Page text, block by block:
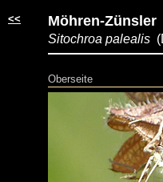
<< Möhren-Zünsler
Sitochroa palealis
Oberseite